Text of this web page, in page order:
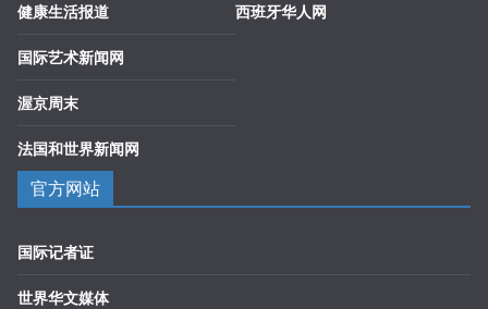
健康生活报道
国际艺术新闻网
渥京周末
法国和世界新闻网
西班牙华人网
官方网站
国际记者证
世界华文媒体